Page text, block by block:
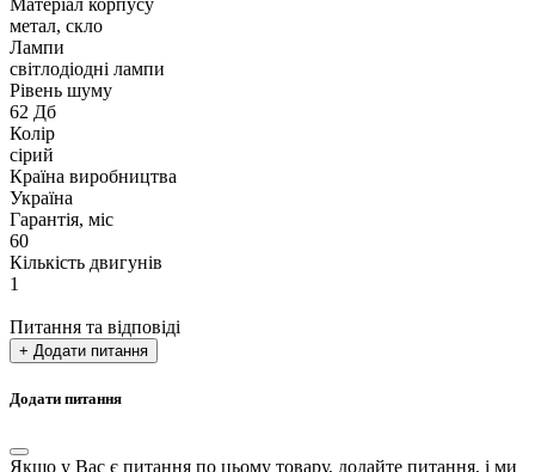
метал, скло
Лампи
світлодіодні лампи
Рівень шуму
62 Дб
Колір
сірий
Країна виробництва
Україна
Гарантія, міс
60
Кількість двигунів
1
Питання та відповіді
+ Додати питання
Додати питання
Якщо у Вас є питання по цьому товару, додайте питання, і ми